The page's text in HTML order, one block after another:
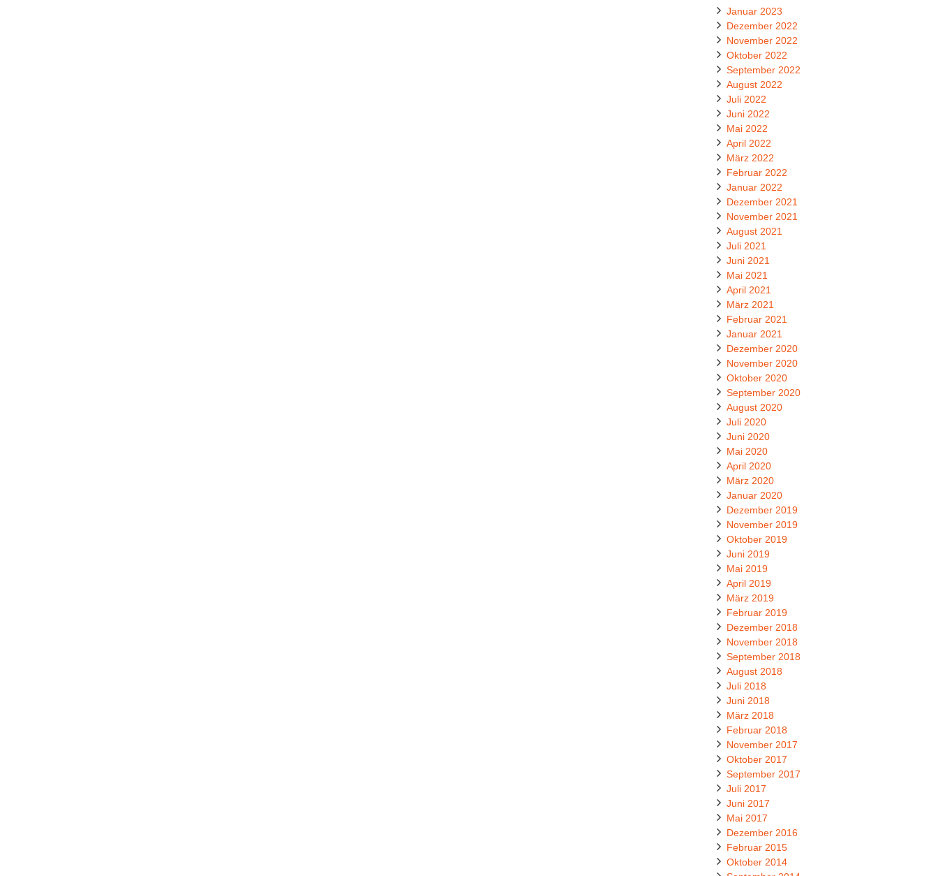
Januar 2023
Dezember 2022
November 2022
Oktober 2022
September 2022
August 2022
Juli 2022
Juni 2022
Mai 2022
April 2022
März 2022
Februar 2022
Januar 2022
Dezember 2021
November 2021
August 2021
Juli 2021
Juni 2021
Mai 2021
April 2021
März 2021
Februar 2021
Januar 2021
Dezember 2020
November 2020
Oktober 2020
September 2020
August 2020
Juli 2020
Juni 2020
Mai 2020
April 2020
März 2020
Januar 2020
Dezember 2019
November 2019
Oktober 2019
Juni 2019
Mai 2019
April 2019
März 2019
Februar 2019
Dezember 2018
November 2018
September 2018
August 2018
Juli 2018
Juni 2018
März 2018
Februar 2018
November 2017
Oktober 2017
September 2017
Juli 2017
Juni 2017
Mai 2017
Dezember 2016
Februar 2015
Oktober 2014